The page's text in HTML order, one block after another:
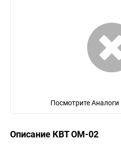
Посмотрите
Описание КВТ ОМ-02